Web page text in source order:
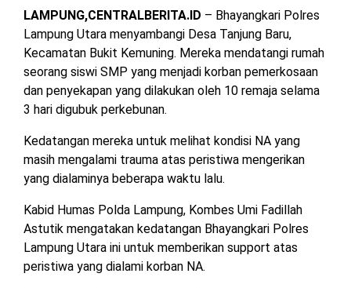
LAMPUNG
TIMUR
UTARA
PESISIR
BARAT
TULANG
BAWANG
TULANG
DPRD
LAMTENG
DPRD
LAMBAR
DPRD
LAMTIM
LAMPUNG
UTARA
DPRD
MESUJI
LAMPUNG,CENTRALBERITA.ID – Bhayangkari Polres
Lampung Utara menyambangi Desa Tanjung Baru,
Kecamatan Bukit Kemuning. Mereka mendatangi rumah
seorang siswi SMP yang menjadi korban pemerkosaan
dan penyekapan yang dilakukan oleh 10 remaja selama
3 hari digubuk perkebunan.
Kedatangan mereka untuk melihat kondisi NA yang
masih mengalami trauma atas peristiwa mengerikan
yang dialaminya beberapa waktu lalu.
Kabid Humas Polda Lampung, Kombes Umi Fadillah
Astutik mengatakan kedatangan Bhayangkari Polres
Lampung Utara ini untuk memberikan support atas
peristiwa yang dialami korban NA.